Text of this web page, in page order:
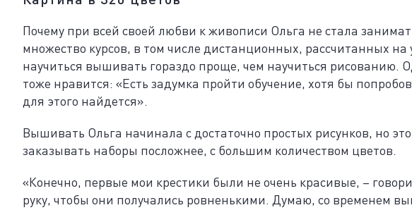
Почему при всей своей любви к живописи Ольга не стала
множество курсов, в том числе дистанционных, рассчитанных на
научиться вышивать гораздо проще, чем научиться рисованию.
тоже нравится: «Есть задумка пройти обучение, хотя бы
для этого найдется».
Вышивать Ольга начинала с достаточно простых рисунков, но
заказывать наборы посложнее, с большим количеством цветов.
«Конечно, первые мои крестики были не очень красивые, –
руку, чтобы они получались ровненькими. Думаю, со временем